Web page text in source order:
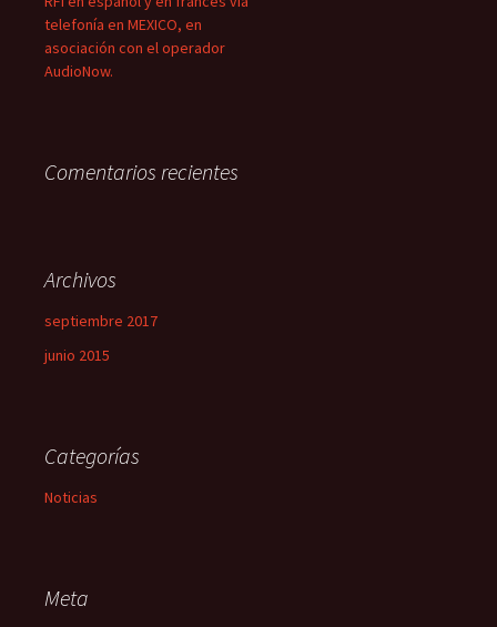
telefonía en MEXICO, en
asociación con el operador
AudioNow.
Comentarios recientes
Archivos
septiembre 2017
junio 2015
Categorías
Noticias
Meta